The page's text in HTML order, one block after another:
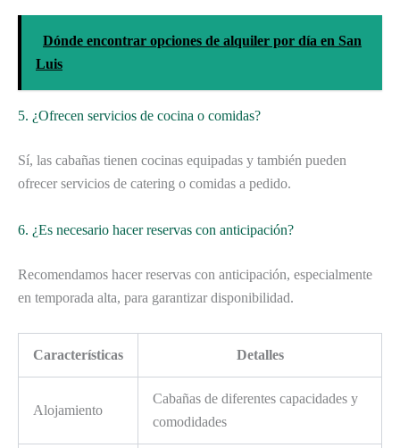
Dónde encontrar opciones de alquiler por día en San
Luis
5. ¿Ofrecen servicios de cocina o comidas?
Sí, las cabañas tienen cocinas equipadas y también pueden
ofrecer servicios de catering o comidas a pedido.
6. ¿Es necesario hacer reservas con anticipación?
Recomendamos hacer reservas con anticipación, especialmente
en temporada alta, para garantizar disponibilidad.
Características Detalles
Alojamiento
Cabañas de diferentes capacidades y
comodidades